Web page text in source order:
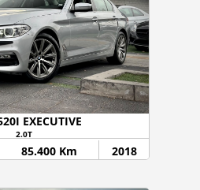
EXECUTIVE
2.0T
85.400 Km 2018